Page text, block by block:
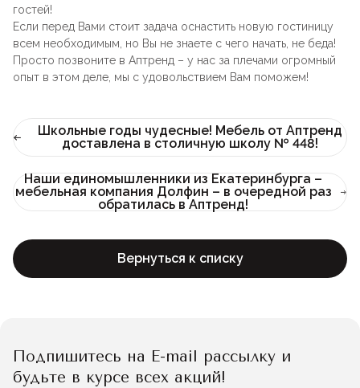
гостей!
Если перед Вами стоит задача оснастить новую гостиницу
всем необходимым, но Вы не знаете с чего начать, не беда!
Просто позвоните в Аптренд – у нас за плечами огромный
опыт в этом деле, мы с удовольствием Вам поможем!
Школьные годы чудесные! Мебель от Аптренд
доставлена в столичную школу № 448!
Наши единомышленники из Екатеринбурга –
мебельная компания Долфин – в очередной раз
обратилась в Аптренд!
Вернуться к списку
Подпишитесь на E-mail рассылку и
будьте в курсе всех акций!
Для гостиниц